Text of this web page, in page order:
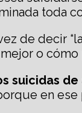
toda
de decir
o
suicidas de
en